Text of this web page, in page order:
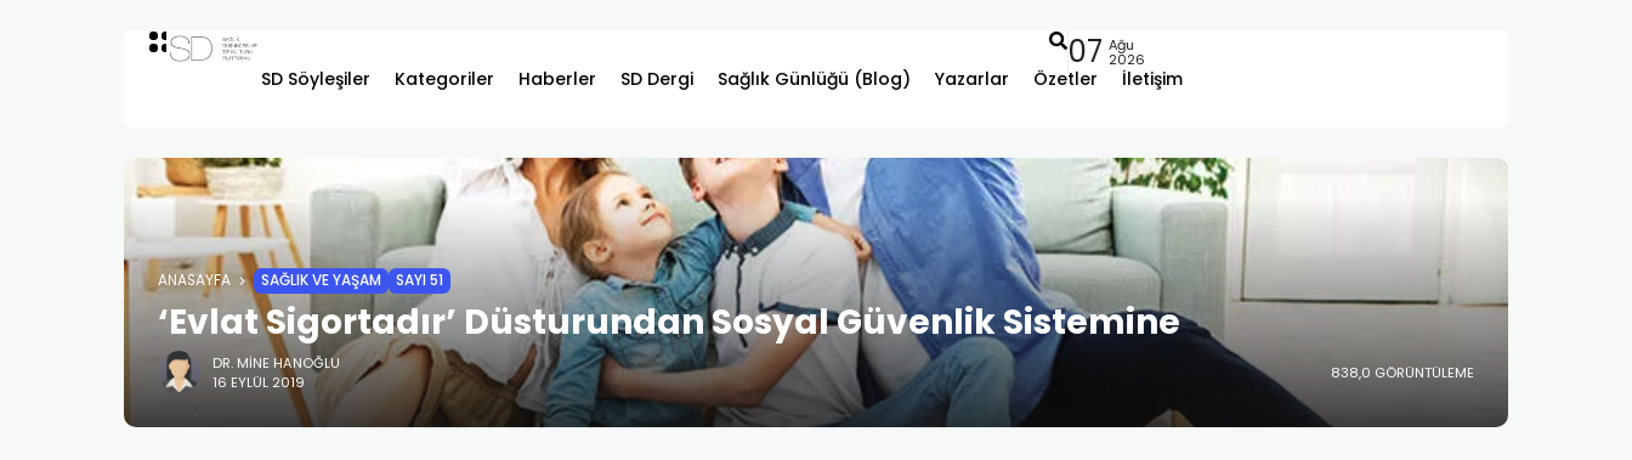
SD Söyleşiler Kategoriler Haberler SD Dergi Sağlık Günlüğü (Blog) Yazarlar Özetler İletişim
07 Ağu
2026
ANASAYFA SAĞLIK VE YAŞAM SAYI 51
‘Evlat Sigortadır’ Düsturundan Sosyal Güvenlik Sistemine
DR. MINE HANOĞLU
16 EYLÜL 2019
838,0 GÖRÜNTÜLEME